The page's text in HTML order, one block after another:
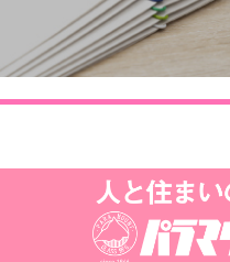
制度・補助金関連